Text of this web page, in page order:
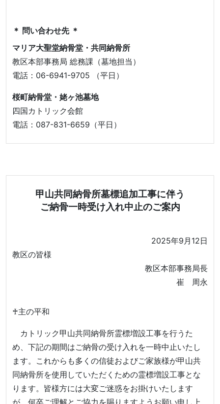
＊ 問い合わせ先 ＊
マリア大聖堂納骨堂・共同納骨所
教区本部事務局 総務課（墓地担当）
電話：06-6941-9705 （平日）
桜町納骨堂・姥ヶ池墓地
四国カトリック会館
電話：087-831-6659（平日）
甲山共同納骨所墓標追加工事に伴う
ご納骨一時受け入れ中止のご案内
2025年9月12日
教区の皆様
教区本部事務局長
崔 周永
♰主の平和
カトリック甲山共同納骨所霊標増設工事を行うた
め、下記の期間はご納骨の受け入れを一時中止いたし
ます。これからも多くの信徒およびご家族様が甲山共
同納骨所を使用していただくための霊標増設工事とな
ります。皆様方には大変ご迷惑をお掛けいたします
が、何卒ご理解とご協力を賜りますようお願い申し上